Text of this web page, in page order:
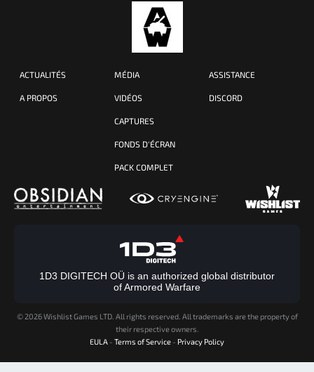
ACTUALITÉS
A PROPOS
MÉDIA
VIDÉOS
CAPTURES
FONDS D'ÉCRAN
PACK COMPLET
ASSISTANCE
DISCORD
1D3 DIGITECH OÜ is an authorized global distributor
of Armored Warfare
© 2026 Wishlist Games LTD. All rights reserved. All trademarks are the property of
their respective owners.
EULA - Terms of Service - Privacy Policy